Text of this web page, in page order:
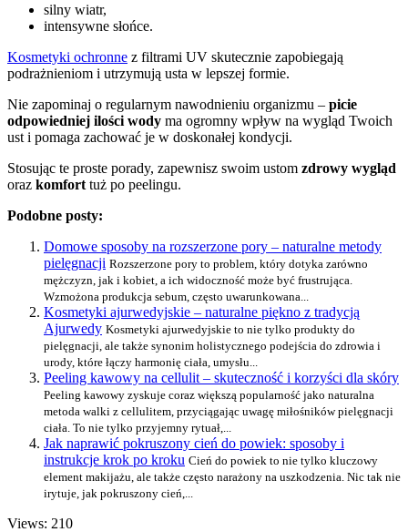
silny wiatr,
intensywne słońce.
Kosmetyki ochronne z filtrami UV skutecznie zapobiegają
podrażnieniom i utrzymują usta w lepszej formie.
Nie zapominaj o regularnym nawodnieniu organizmu – picie
odpowiedniej ilości wody ma ogromny wpływ na wygląd Twoich
ust i pomaga zachować je w doskonałej kondycji.
Stosując te proste porady, zapewnisz swoim ustom zdrowy wygląd
oraz komfort tuż po peelingu.
Podobne posty:
Domowe sposoby na rozszerzone pory – naturalne metody
pielęgnacji Rozszerzone pory to problem, który dotyka zarówno
mężczyzn, jak i kobiet, a ich widoczność może być frustrująca.
Wzmożona produkcja sebum, często uwarunkowana...
Kosmetyki ajurwedyjskie – naturalne piękno z tradycją
Ajurwedy Kosmetyki ajurwedyjskie to nie tylko produkty do
pielęgnacji, ale także synonim holistycznego podejścia do zdrowia i
urody, które łączy harmonię ciała, umysłu...
Peeling kawowy na cellulit – skuteczność i korzyści dla skóry
Peeling kawowy zyskuje coraz większą popularność jako naturalna
metoda walki z cellulitem, przyciągając uwagę miłośników pielęgnacji
ciała. To nie tylko przyjemny rytuał,...
Jak naprawić pokruszony cień do powiek: sposoby i
instrukcje krok po kroku Cień do powiek to nie tylko kluczowy
element makijażu, ale także często narażony na uszkodzenia. Nic tak nie
irytuje, jak pokruszony cień,...
Views: 210